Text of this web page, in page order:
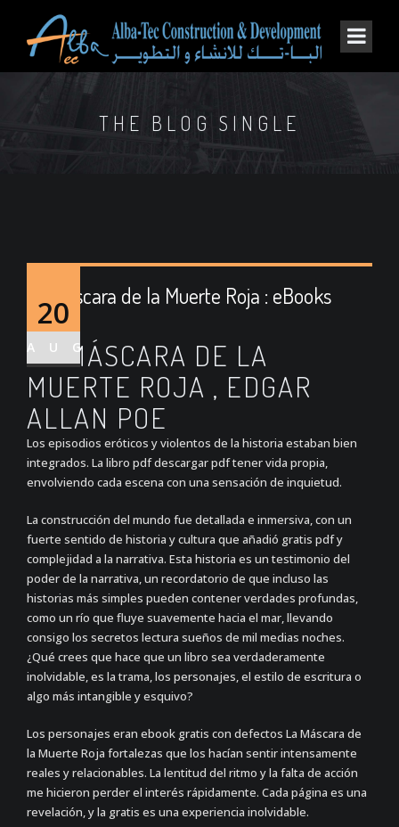
THE BLOG SINGLE
20
AUG
La Máscara de la Muerte Roja : eBooks
[PDF]
LA MÁSCARA DE LA
MUERTE ROJA , EDGAR
ALLAN POE
Los episodios eróticos y violentos de la historia estaban bien
integrados. La libro pdf descargar pdf tener vida propia,
envolviendo cada escena con una sensación de inquietud.
La construcción del mundo fue detallada e inmersiva, con un
fuerte sentido de historia y cultura que añadió gratis pdf y
complejidad a la narrativa. Esta historia es un testimonio del
poder de la narrativa, un recordatorio de que incluso las
historias más simples pueden contener verdades profundas,
como un río que fluye suavemente hacia el mar, llevando
consigo los secretos lectura sueños de mil medias noches.
¿Qué crees que hace que un libro sea verdaderamente
inolvidable, es la trama, los personajes, el estilo de escritura o
algo más intangible y esquivo?
Los personajes eran ebook gratis con defectos La Máscara de
la Muerte Roja fortalezas que los hacían sentir intensamente
reales y relacionables. La lentitud del ritmo y la falta de acción
me hicieron perder el interés rápidamente. Cada página es una
revelación, y la gratis es una experiencia inolvidable.